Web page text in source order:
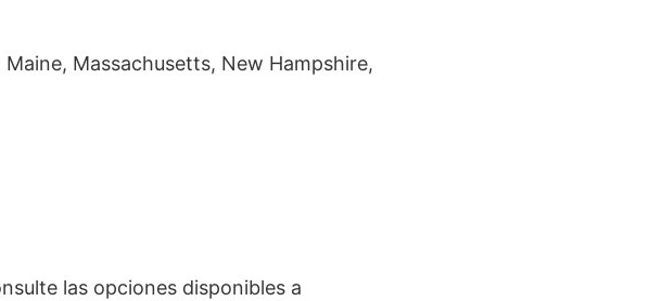
Massachusetts, New Hampshire,
las opciones disponibles a